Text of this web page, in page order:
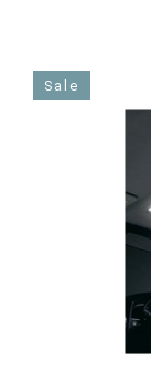
Sale